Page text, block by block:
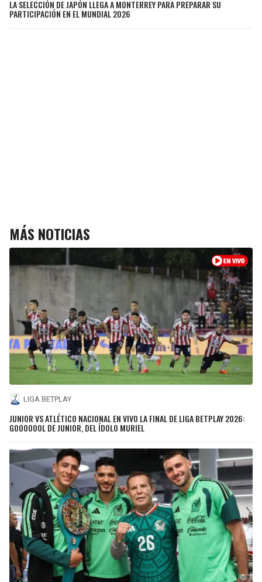
LA SELECCIÓN DE JAPÓN LLEGA A MONTERREY PARA PREPARAR SU
PARTICIPACIÓN EN EL MUNDIAL 2026
MÁS NOTICIAS
LIGA BETPLAY
JUNIOR VS ATLÉTICO NACIONAL EN VIVO LA FINAL DE LIGA BETPLAY 2026:
GOOOOOOL DE JUNIOR, DEL ÍDOLO MURIEL